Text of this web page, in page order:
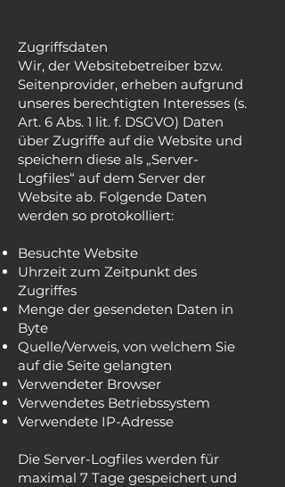
Zugriffsdaten
Wir, der Websitebetreiber bzw.
Seitenprovider, erheben aufgrund
unseres berechtigten Interesses (s.
Art. 6 Abs. 1 lit. f. DSGVO) Daten
über Zugriffe auf die Website und
speichern diese als „Server-
Logfiles“ auf dem Server der
Website ab. Folgende Daten
werden so protokolliert:
Besuchte Website
Uhrzeit zum Zeitpunkt des
Zugriffes
Menge der gesendeten Daten in
Byte
Quelle/Verweis, von welchem Sie
auf die Seite gelangten
Verwendeter Browser
Verwendetes Betriebssystem
Verwendete IP-Adresse
Die Server-Logfiles werden für
maximal 7 Tage gespeichert und